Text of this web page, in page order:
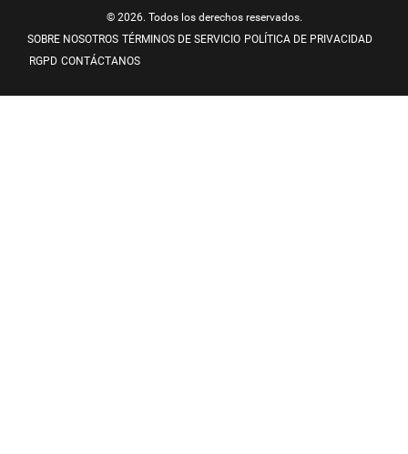
© 2026. Todos los derechos reservados.
SOBRE NOSOTROS TÉRMINOS DE SERVICIO POLÍTICA DE PRIVACIDAD
RGPD CONTÁCTANOS